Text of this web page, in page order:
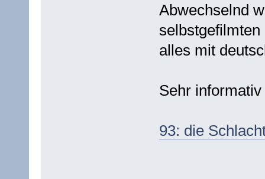
Abwechselnd
alles mit
Sehr informativ
93: die